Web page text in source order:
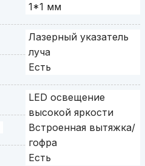
1*1 мм
Лазерный указатель
луча
Есть
LED освещение
высокой яркости
Встроенная вытяжка/
гофра
Есть